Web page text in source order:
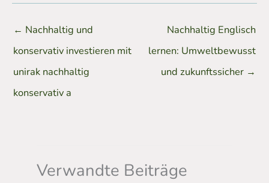
← Nachhaltig und
konservativ investieren mit
unirak nachhaltig
konservativ a
Nachhaltig Englisch
lernen: Umweltbewusst
und zukunftssicher →
Verwandte Beiträge